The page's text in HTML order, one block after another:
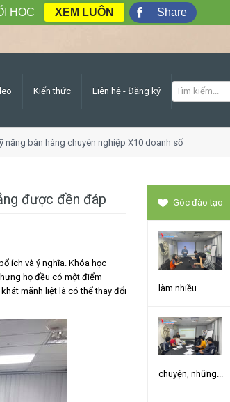
Kiến thức Liên hệ - Đăng ký
bán hàng chuyên nghiệp X10 doanh số
được đền đáp
ích và ý nghĩa. Khóa học
họ đều có một điểm
mãnh liệt là có thể thay đổi
Góc đào tạo
làm nhiều...
chuyện, những...
HỌC XEM LUÔN Share